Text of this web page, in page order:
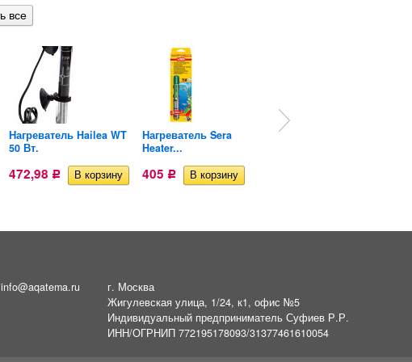
Нагреватель Hailea WT
50 Вт.
472,98 Р
Нагреватель Sera
Heater...
405 Р
Нагреватель Hose 100
info@aqatema.ru
г. Москва
Жигулевская улица, 1/24, к1, офис №5
Индивидуальный предприниматель Суфиев Р.Р.
ИНН/ОГРНИП 772195178093/31377461610054